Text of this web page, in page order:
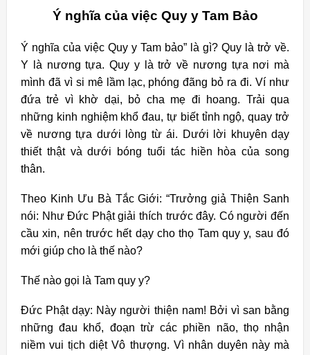
Ý nghĩa của việc Quy y Tam Bảo
Ý nghĩa của việc Quy y Tam bảo” là gì? Quy là trở về.
Y là nương tựa. Quy y là trở về nương tựa nơi mà
mình đã vì si mê lầm lạc, phóng đãng bỏ ra đi. Ví như
đứa trẻ vì khờ dại, bỏ cha mẹ đi hoang. Trải qua
những kinh nghiệm khổ đau, tự biết tỉnh ngộ, quay trở
về nương tựa dưới lòng từ ái. Dưới lời khuyên dạy
thiết thật và dưới bóng tuổi tác hiền hòa của song
thân.
Theo Kinh Ưu Bà Tắc Giới: “Trưởng giả Thiện Sanh
nói: Như Đức Phật giải thích trước đây. Có người đến
cầu xin, nên trước hết dạy cho thọ Tam quy y, sau đó
mới giúp cho là thế nào?
Thế nào gọi là Tam quy y?
Đức Phật dạy: Này người thiện nam! Bởi vì san bằng
những đau khổ, đoạn trừ các phiền não, thọ nhận
niềm vui tịch diệt Vô thượng. Vì nhân duyên này mà